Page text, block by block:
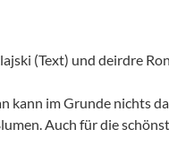
(Text) und deirdre
kann im Grunde nichts
Auch für die